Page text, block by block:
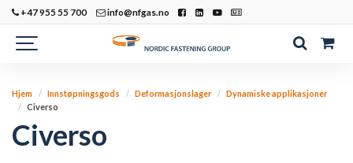
+47 955 55 700 info@nfgas.no
Hjem Innstøpningsgods Deformasjonslager
Dynamiske applikasjoner
Civerso
Civerso